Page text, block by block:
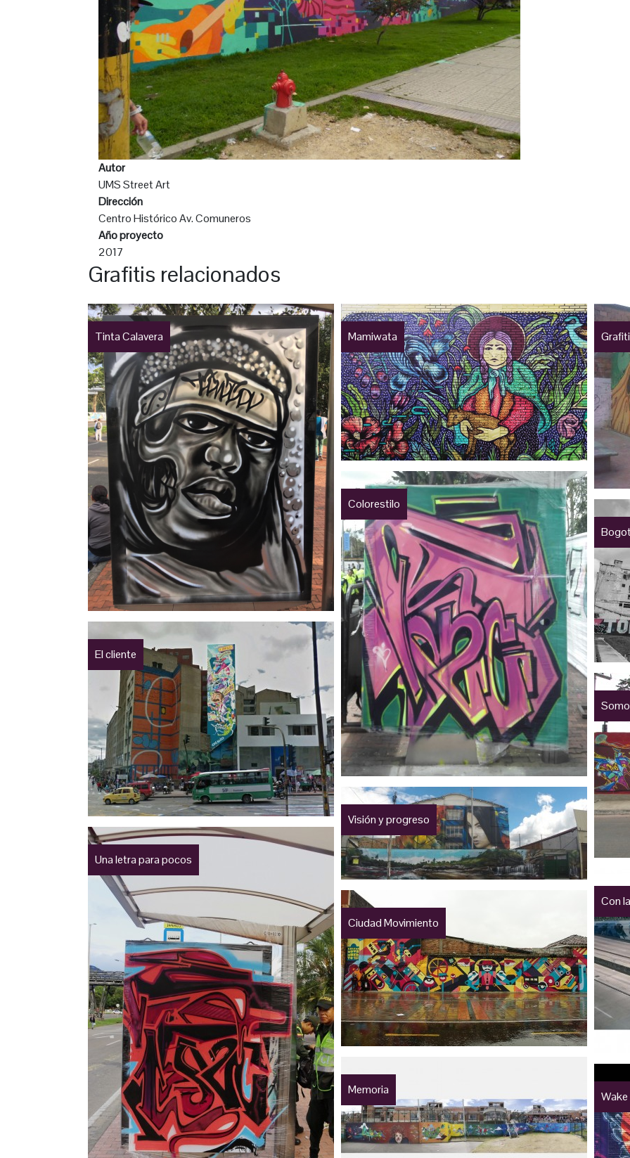
Autor
UMS Street Art
Dirección
Centro Histórico Av. Comuneros
Año proyecto
2017
Grafitis relacionados
Tinta Calavera Mamiwata
Colorestilo
El cliente
Visión y progreso
Una letra para pocos
Con
Ciudad Movimiento
Memoria Wake